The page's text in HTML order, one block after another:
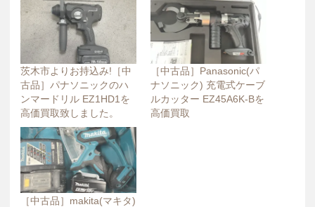
茨木市よりお持込み!［中
古品］パナソニックのハ
ンマードリル EZ1HD1を
高価買取致しました。
［中古品］Panasonic(パ
ナソニック) 充電式ケーブ
ルカッター EZ45A6K-Bを
高価買取
［中古品］makita(マキタ)